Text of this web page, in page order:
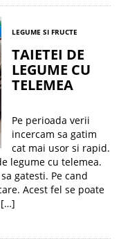
LEGUME SI FRUCTE
TAIETEI DE
LEGUME CU
TELEMEA
Pe perioada verii
incercam sa gatim
cat mai usor si rapid.
legume cu telemea.
gatesti. Pe cand
Acest fel se poate
[…]